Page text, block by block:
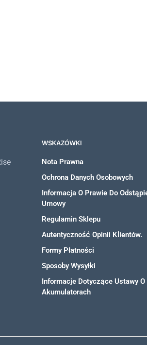
WSKAZÓWKI
Nota Prawna
Ochrona Danych Osobowych
Informacja O Prawie Do
Umowy
Regulamin Sklepu
Autentyczność Opinii Klientów.
Formy Płatności
Sposoby Wysyłki
Informacje Dotyczące Ustawy
Akumulatorach